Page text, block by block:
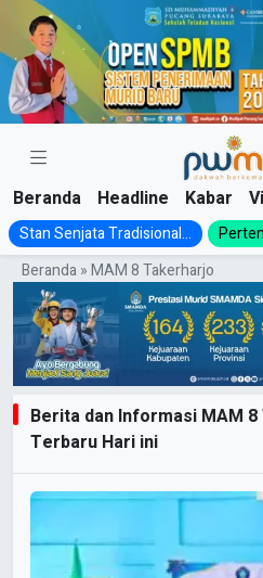
Skip
content
Beranda Headline Kabar
Stan Senjata Tradisional...
Beranda»MAM 8 Takerharjo
Berita dan Informasi MAM
Terbaru Hari ini